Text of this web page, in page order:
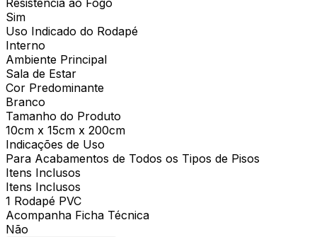
Sim
Uso Indicado do Rodapé
Interno
Ambiente Principal
Sala de Estar
Cor Predominante
Branco
Tamanho do Produto
10cm x 15cm x 200cm
Indicações de Uso
Para Acabamentos de Todos os Tipos de Pisos
Itens Inclusos
Itens Inclusos
1 Rodapé PVC
Acompanha Ficha Técnica
Não